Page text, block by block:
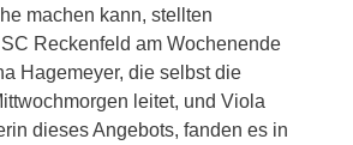
machen kann, stellten
Reckenfeld am Wochenende
Hagemeyer, die selbst die
leitet, und Viola
dieses Angebots, fanden es in